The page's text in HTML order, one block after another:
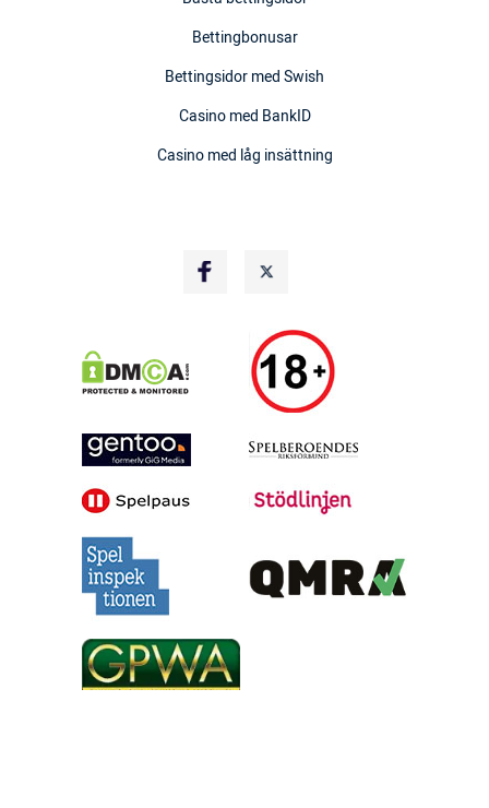
Bettingbonusar
Bettingsidor med Swish
Casino med BankID
Casino med låg insättning